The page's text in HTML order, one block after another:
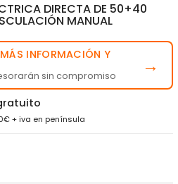
DIRECTA DE 50+40
MANUAL
INFORMACIÓN Y
sin compromiso →
+ iva en península